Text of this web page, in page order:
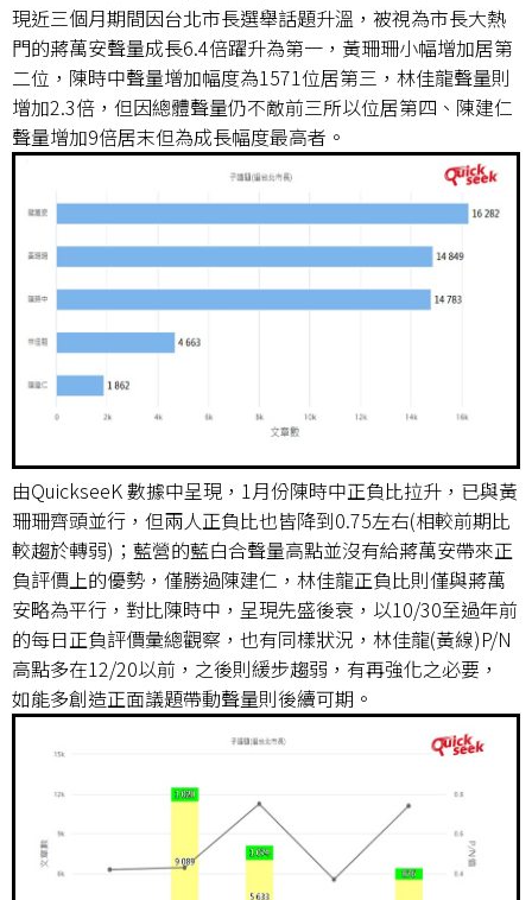
現近三個月期間因台北市長選舉話題升溫，被視為市長大熱
門的蔣萬安聲量成長6.4倍躍升為第一，黃珊珊小幅增加居第
二位，陳時中聲量增加幅度為1571位居第三，林佳龍聲量則
增加2.3倍，但因總體聲量仍不敵前三所以位居第四、陳建仁
聲量增加9倍居末但為成長幅度最高者。
由QuickseeK 數據中呈現，1月份陳時中正負比拉升，已與黃
珊珊齊頭並行，但兩人正負比也皆降到0.75左右(相較前期比
較趨於轉弱)；藍營的藍白合聲量高點並沒有給蔣萬安帶來正
負評價上的優勢，僅勝過陳建仁，林佳龍正負比則僅與蔣萬
安略為平行，對比陳時中，呈現先盛後衰，以10/30至過年前
的每日正負評價彙總觀察，也有同樣狀況，林佳龍(黃線)P/N
高點多在12/20以前，之後則緩步趨弱，有再強化之必要，
如能多創造正面議題帶動聲量則後續可期。